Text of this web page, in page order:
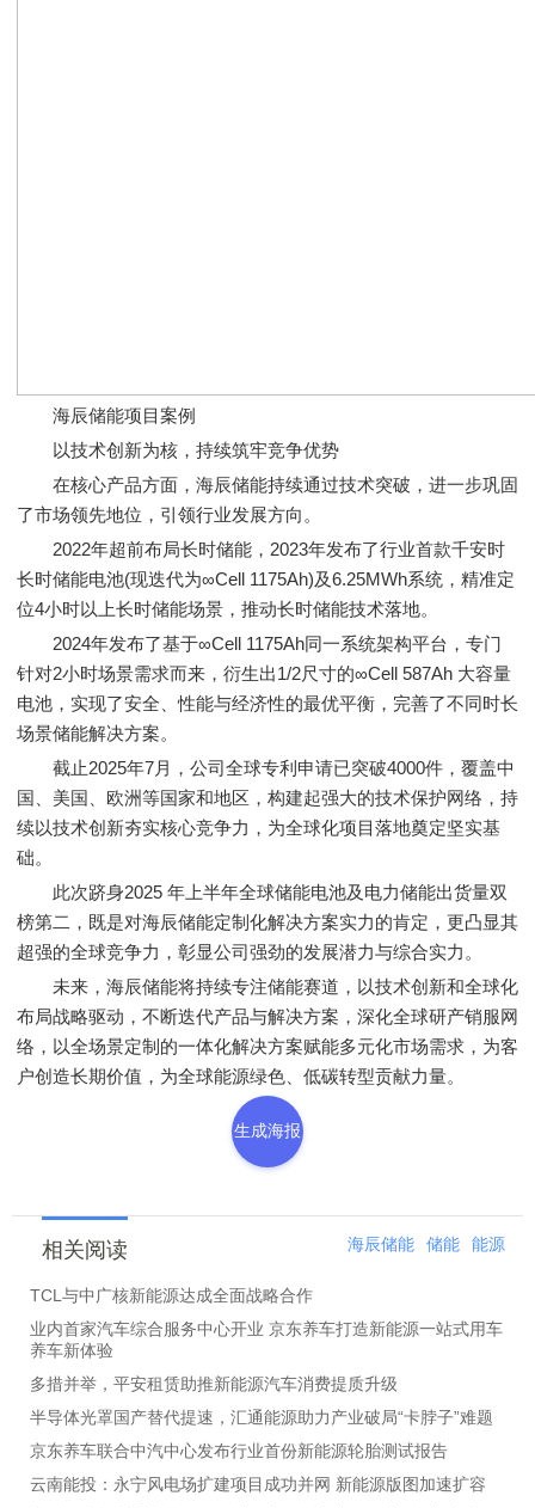
海辰储能项目案例
以技术创新为核，持续筑牢竞争优势
在核心产品方面，海辰储能持续通过技术突破，进一步巩固
了市场领先地位，引领行业发展方向。
2022年超前布局长时储能，2023年发布了行业首款千安时
长时储能电池(现迭代为∞Cell 1175Ah)及6.25MWh系统，精准定
位4小时以上长时储能场景，推动长时储能技术落地。
2024年发布了基于∞Cell 1175Ah同一系统架构平台，专门
针对2小时场景需求而来，衍生出1/2尺寸的∞Cell 587Ah 大容量
电池，实现了安全、性能与经济性的最优平衡，完善了不同时长
场景储能解决方案。
截止2025年7月，公司全球专利申请已突破4000件，覆盖中
国、美国、欧洲等国家和地区，构建起强大的技术保护网络，持
续以技术创新夯实核心竞争力，为全球化项目落地奠定坚实基
础。
此次跻身2025 年上半年全球储能电池及电力储能出货量双
榜第二，既是对海辰储能定制化解决方案实力的肯定，更凸显其
超强的全球竞争力，彰显公司强劲的发展潜力与综合实力。
未来，海辰储能将持续专注储能赛道，以技术创新和全球化
布局战略驱动，不断迭代产品与解决方案，深化全球研产销服网
络，以全场景定制的一体化解决方案赋能多元化市场需求，为客
户创造长期价值，为全球能源绿色、低碳转型贡献力量。
生成海报
相关阅读 海辰储能 储能 能源
TCL与中广核新能源达成全面战略合作
业内首家汽车综合服务中心开业 京东养车打造新能源一站式用车
养车新体验
多措并举，平安租赁助推新能源汽车消费提质升级
半导体光罩国产替代提速，汇通能源助力产业破局“卡脖子”难题
京东养车联合中汽中心发布行业首份新能源轮胎测试报告
云南能投：永宁风电场扩建项目成功并网 新能源版图加速扩容